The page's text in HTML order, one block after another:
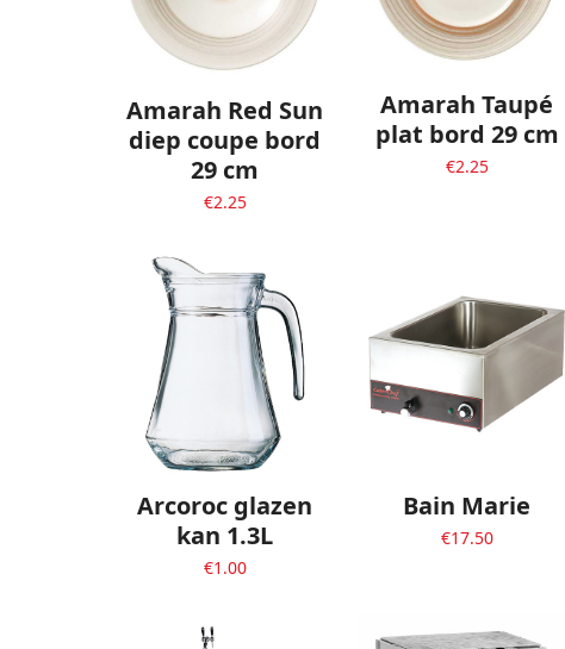
Amarah Red Sun
diep coupe bord
29 cm
€2.25
Amarah Taupé
plat bord 29 cm
€2.25
Arcoroc glazen
kan 1.3L
€1.00
Bain Marie
€17.50